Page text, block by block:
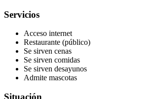
Servicios
Acceso internet
Restaurante (público)
Se sirven cenas
Se sirven comidas
Se sirven desayunos
Admite mascotas
Situación